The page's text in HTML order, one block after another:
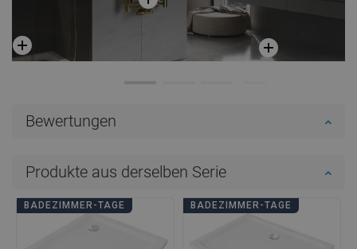
Bewertungen
Produkte aus derselben Serie
BADEZIMMER-TAGE BADEZIMMER-TAGE